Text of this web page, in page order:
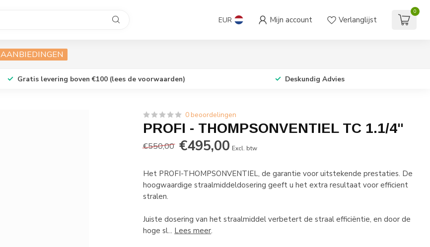
EUR Mijn account Verlanglijst
0
AANBIEDINGEN
Gratis levering boven €100 (lees de voorwaarden) Deskundig Advies
0 beoordelingen
PROFI - THOMPSONVENTIEL TC 1.1/4"
€550,00 €495,00 Excl. btw
Het PROFI-THOMPSONVENTIEL, de garantie voor uitstekende prestaties. De
hoogwaardige straalmiddeldosering geeft u het extra resultaat voor efficient
stralen.
Juiste dosering van het straalmiddel verbetert de straal efficiëntie, en door de
hoge sl... Lees meer.